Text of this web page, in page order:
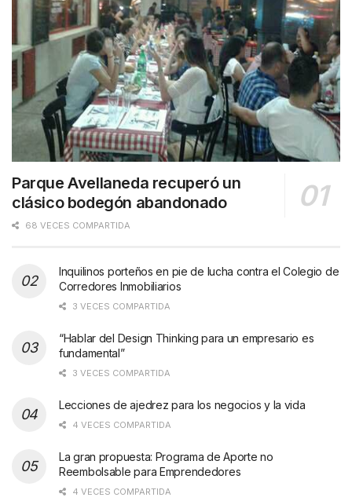
Parque Avellaneda recuperó un
clásico bodegón abandonado
68 VECES COMPARTIDA
Inquilinos porteños en pie de lucha contra el Colegio de
Corredores Inmobiliarios
3 VECES COMPARTIDA
“Hablar del Design Thinking para un empresario es
fundamental”
3 VECES COMPARTIDA
Lecciones de ajedrez para los negocios y la vida
4 VECES COMPARTIDA
La gran propuesta: Programa de Aporte no
Reembolsable para Emprendedores
4 VECES COMPARTIDA